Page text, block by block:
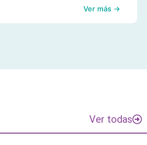
Ver más →
Ver todas